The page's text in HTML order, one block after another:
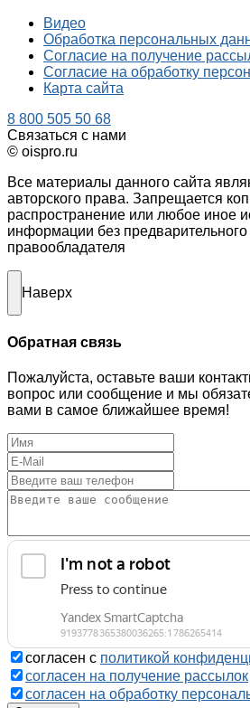
Видео
Обработка персональных
Согласие на получение
Согласие на обработку
Карта сайта
8 800 505 50 68
Связаться с нами
© oispro.ru
Все материалы данного сайта
авторского права. Запрещается
распространение или любое иное
информации без предварительного
правообладателя
Наверх
Обратная связь
Пожалуйста, оставьте ваши
вопрос или сообщение и мы
вами в самое ближайшее время!
согласен с политикой
согласен на получение рассылок
согласен на обработку